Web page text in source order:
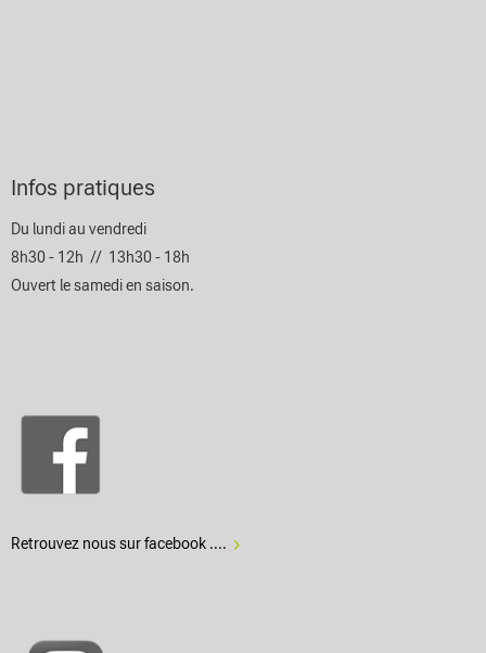
Infos pratiques
Du lundi au vendredi
8h30 - 12h // 13h30 - 18h
Ouvert le samedi en saison.
Retrouvez nous sur facebook ....